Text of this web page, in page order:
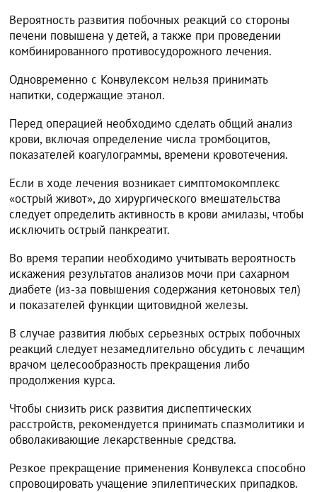
Вероятность развития побочных реакций со стороны
печени повышена у детей, а также при проведении
комбинированного противосудорожного лечения.
Одновременно с Конвулексом нельзя принимать
напитки, содержащие этанол.
Перед операцией необходимо сделать общий анализ
крови, включая определение числа тромбоцитов,
показателей коагулограммы, времени кровотечения.
Если в ходе лечения возникает симптомокомплекс
«острый живот», до хирургического вмешательства
следует определить активность в крови амилазы, чтобы
исключить острый панкреатит.
Во время терапии необходимо учитывать вероятность
искажения результатов анализов мочи при сахарном
диабете (из-за повышения содержания кетоновых тел)
и показателей функции щитовидной железы.
В случае развития любых серьезных острых побочных
реакций следует незамедлительно обсудить с лечащим
врачом целесообразность прекращения либо
продолжения курса.
Чтобы снизить риск развития диспептических
расстройств, рекомендуется принимать спазмолитики и
обволакивающие лекарственные средства.
Резкое прекращение применения Конвулекса способно
спровоцировать учащение эпилептических припадков.